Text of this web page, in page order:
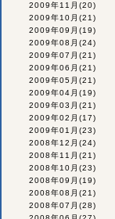
2009年11月 (20)
2009年10月 (21)
2009年09月 (19)
2009年08月 (24)
2009年07月 (21)
2009年06月 (21)
2009年05月 (21)
2009年04月 (19)
2009年03月 (21)
2009年02月 (17)
2009年01月 (23)
2008年12月 (24)
2008年11月 (21)
2008年10月 (23)
2008年09月 (19)
2008年08月 (21)
2008年07月 (28)